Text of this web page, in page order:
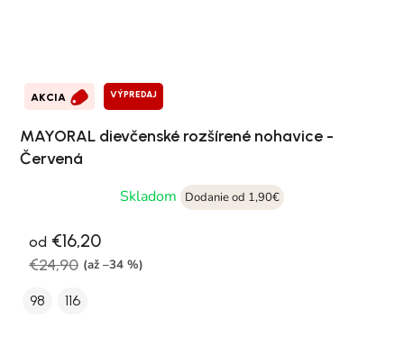
AKCIA VÝPREDAJ
MAYORAL dievčenské rozšírené nohavice -
Červená
Skladom
Dodanie od 1,90€
od €16,20
€24,90 (až –34 %)
98 116